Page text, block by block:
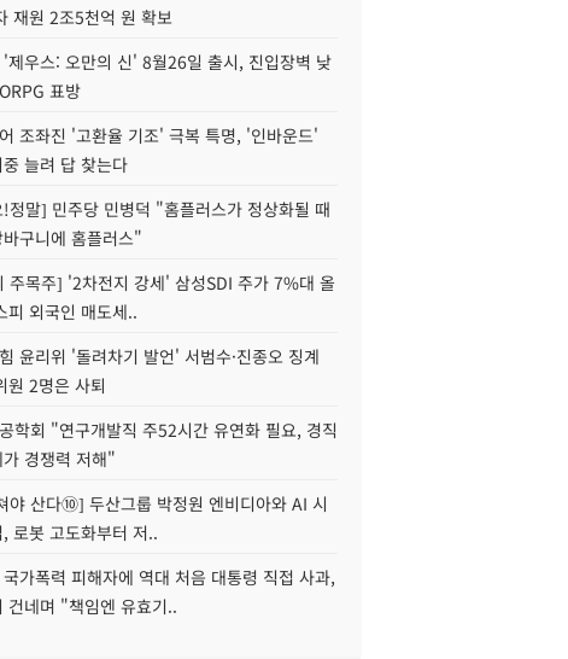
재원 2조5천억 원 확보
'제우스: 오만의 신' 8월26일 출시, 진입장벽 낮
표방
조좌진 '고환율 기조' 극복 특명, '인바운드'
늘려 답 찾는다
정말] 민주당 민병덕 "홈플러스가 정상화될 때
구니에 홈플러스"
주목주] '2차전지 강세' 삼성SDI 주가 7%대 올
피 외국인 매도세..
윤리위 '돌려차기 발언' 서범수·진종오 징계
원 2명은 사퇴
학회 "연구개발직 주52시간 유연화 필요, 경직
경쟁력 저해"
야 산다⑩] 두산그룹 박정원 엔비디아와 AI 시
로봇 고도화부터 저..
가폭력 피해자에 역대 처음 대통령 직접 사과,
건네며 "책임엔 유효기..